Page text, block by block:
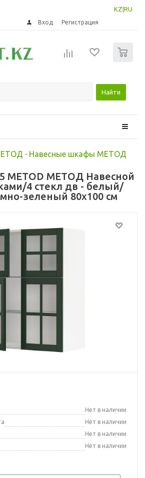
KZ RU
Вход Регистрация
Найти
- Навесные шкафы МЕТОД
METOD МЕТОД Навесной
4 стекл дв - белый/
зеленый 80x100 см
Нет в наличии
Нет в наличии
Нет в наличии
Нет в наличии